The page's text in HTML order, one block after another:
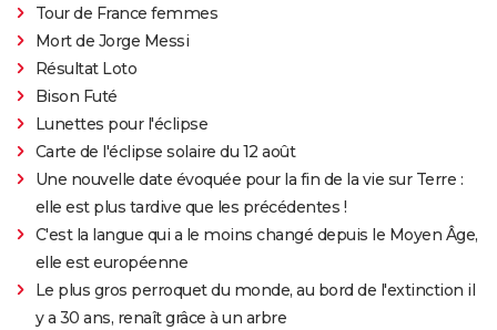
Tour de France femmes
Mort de Jorge Messi
Résultat Loto
Bison Futé
Lunettes pour l'éclipse
Carte de l'éclipse solaire du 12 août
Une nouvelle date évoquée pour la fin de la vie sur Terre :
elle est plus tardive que les précédentes !
C'est la langue qui a le moins changé depuis le Moyen Âge,
elle est européenne
Le plus gros perroquet du monde, au bord de l'extinction il
y a 30 ans, renaît grâce à un arbre